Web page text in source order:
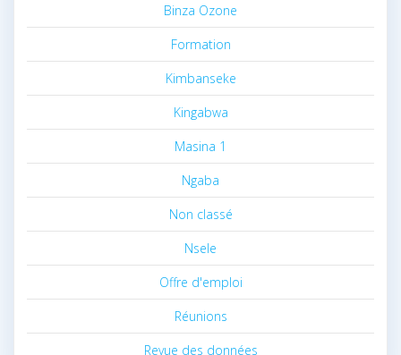
Binza Ozone
Formation
Kimbanseke
Kingabwa
Masina 1
Ngaba
Non classé
Nsele
Offre d'emploi
Réunions
Revue des données